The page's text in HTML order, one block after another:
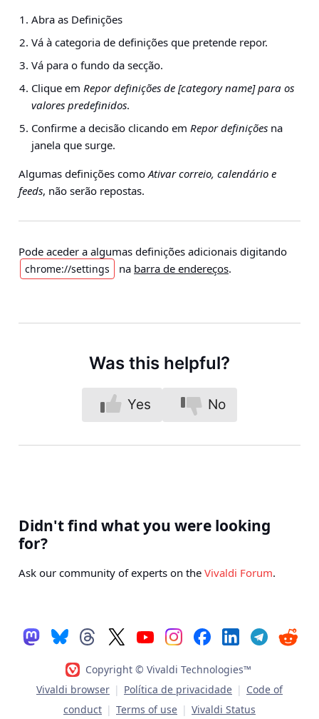
Abra as Definições
Vá à categoria de definições que pretende repor.
Vá para o fundo da secção.
Clique em Repor definições de [category name] para os
valores predefinidos.
Confirme a decisão clicando em Repor definições na
janela que surge.
Algumas definições comoAtivar correio, calendário e
feeds, não serão repostas.
Pode aceder a algumas definições adicionais digitando
chrome://settings na barra de endereços.
Was this helpful?
Yes No
Didn't find what you were looking
for?
Ask our community of experts on the Vivaldi Forum.
Copyright © Vivaldi Technologies™
Vivaldi browser | Política de privacidade | Code of
conduct | Terms of use | Vivaldi Status